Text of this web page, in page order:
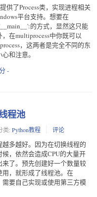
供了Process类，实现进程相关
平台支持。想要在
的方式，显然这只能
在multiprocess中你既可以
，这两者是完全不同的东
和注意。
-
程池
类: Python教程 评论
多越好。因为在切换线程的
，依然会造成CPU的大量开
了。预先创建好一个数量较
，就形成了线程池。在
要自己实现或使用第三方模